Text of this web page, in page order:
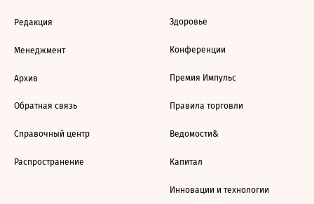
Редакция
Менеджмент
Архив
Обратная связь
Справочный центр
Распространение
Здоровье
Конференции
Премия Импульс
Правила торговли
Ведомости&
Капитал
Инновации и технологии